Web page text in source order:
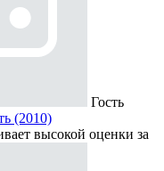
Гость
(2010)
высокой оценки за